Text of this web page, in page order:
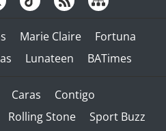
Marie Claire
Fortuna
Lunateen BATimes
Caras
Contigo
Rolling Stone
Sport Buzz